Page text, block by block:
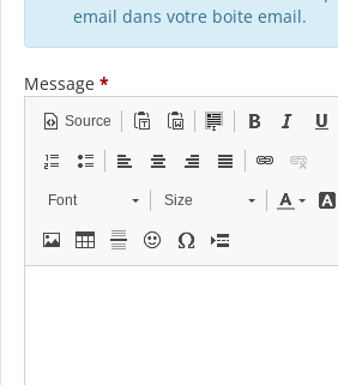
email dans votre boite email.
Message *
Source
Font Size